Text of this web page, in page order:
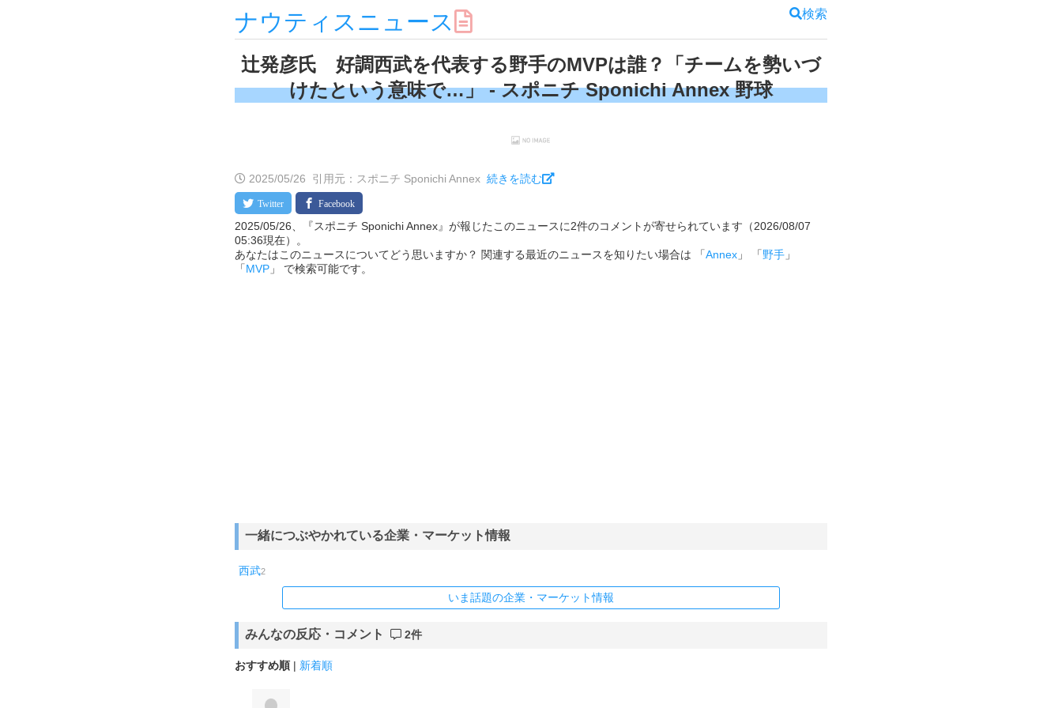
ナウティスニュース 検索
辻発彦氏 好調西武を代表する野手のMVPは誰？「チームを勢いづ
けたという意味で…」 - スポニチ Sponichi Annex 野球
2025/05/26 引用元：スポニチ Sponichi Annex 続きを読む
2025/05/26、『スポニチ Sponichi Annex』が報じたこのニュースに2件のコメントが寄せられています（2026/08/07
05:36現在）。
あなたはこのニュースについてどう思いますか？ 関連する最近のニュースを知りたい場合は 「Annex 」 「野手 」
「MVP 」 で検索可能です。
一緒につぶやかれている企業・マーケット情報
西武2
いま話題の企業・マーケット情報
みんなの反応・コメント 2件
おすすめ順 | 新着順